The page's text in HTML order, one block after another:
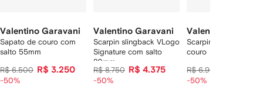
Valentino Garavani
Sapato de couro com
salto 55mm
R$ 6.500 R$ 3.250
-50%
Valentino Garavani
Scarpin slingback VLogo
Signature com salto
80mm
R$ 8.750
R$ 4.375
-50%
Valentino
Scarpin Valet Du Roi
couro
R$ 6.900
-50%